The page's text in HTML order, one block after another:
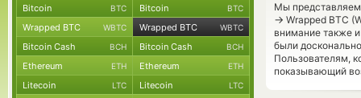
Мы представляем
→ Wrapped BTC
внимание также
были
Пользователям,
показывающий
Bitcoin BTC Bitcoin BTC
Wrapped BTC WBTC Wrapped BTC WBTC
Bitcoin Cash BCH Bitcoin Cash BCH
Ethereum ETH Ethereum ETH
Litecoin LTC Litecoin LTC